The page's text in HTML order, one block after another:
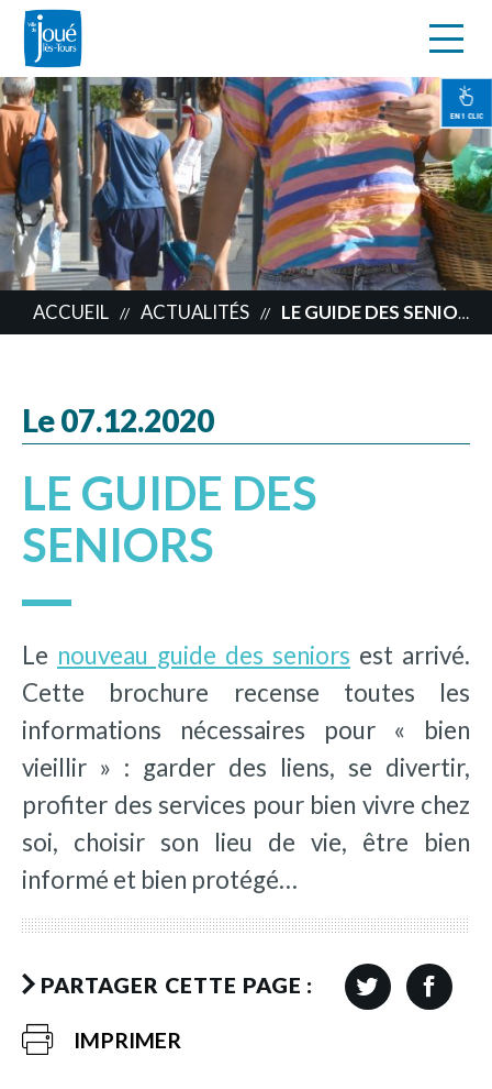
Aller
au
contenu
principal
EN 1 CLIC
ACCUEIL // ACTUALITÉS // LE GUIDE DES SENIORS
Le 07.12.2020
LE GUIDE DES
SENIORS
Le nouveau guide des seniors est arrivé.
Cette brochure recense toutes les
informations nécessaires pour « bien
vieillir » : garder des liens, se divertir,
profiter des services pour bien vivre chez
soi, choisir son lieu de vie, être bien
informé et bien protégé…
PARTAGER CETTE PAGE :
IMPRIMER